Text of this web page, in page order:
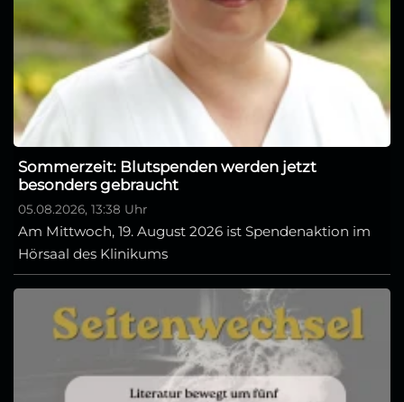
Sommerzeit: Blutspenden werden jetzt
besonders gebraucht
05.08.2026, 13:38 Uhr
Am Mittwoch, 19. August 2026 ist Spendenaktion im
Hörsaal des Klinikums